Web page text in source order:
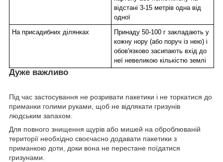
відстані 3-15 метрів одна від
одної
На присадибних ділянках
Принаду 50-100 г закладають у
кожну нору (або поруч із нею) і
обов'язково засипають вхід до
неї невеликою кількістю землі
Дуже важливо
Під час застосування не розривати пакетики і не торкатися до
приманки голими руками, щоб не відлякати гризунів
людським запахом.
Для повного знищення щурів або мишей на оброблюваній
території необхідно своєчасно додавати пакетики з
приманкою доти, доки вона не перестане поїдатися
гризунами.